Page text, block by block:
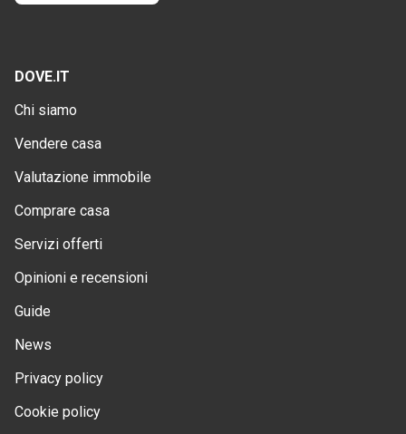
DOVE.IT
Chi siamo
Vendere casa
Valutazione immobile
Comprare casa
Servizi offerti
Opinioni e recensioni
Guide
News
Privacy policy
Cookie policy